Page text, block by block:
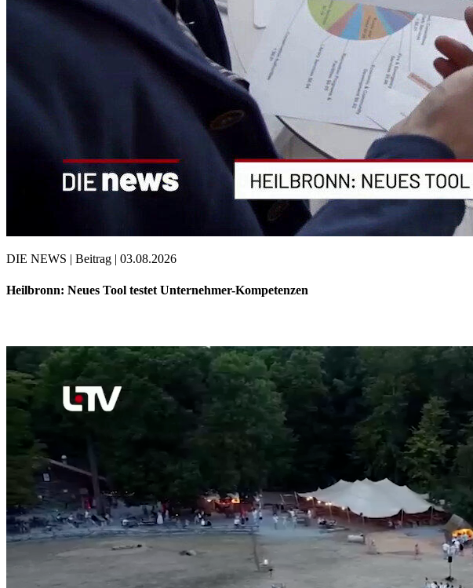
DIE NEWS | Beitrag | 03.08.2026
Heilbronn: Neues Tool testet Unternehmer-Kompetenzen